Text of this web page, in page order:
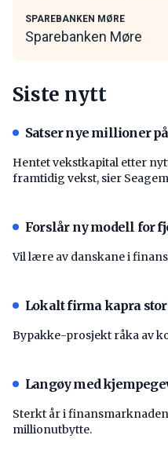
SPAREBANKEN MØRE
Sparebanken Møre
Siste nytt
Satser nye millioner
Hentet vekstkapital etter
framtidig vekst, sier
Forslår ny modell for
Vil lære av danskane i
Lokalt firma kapra
Bypakke-prosjekt råka av
Langøy med
Sterkt år i
millionutbytte.